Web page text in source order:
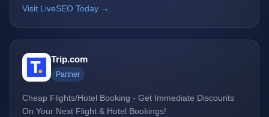
Visit LiveSEO Today →
Trip.com
Partner
Cheap Flights/Hotel Booking - Get Immediate Discounts
On Your Next Flight & Hotel Bookings!